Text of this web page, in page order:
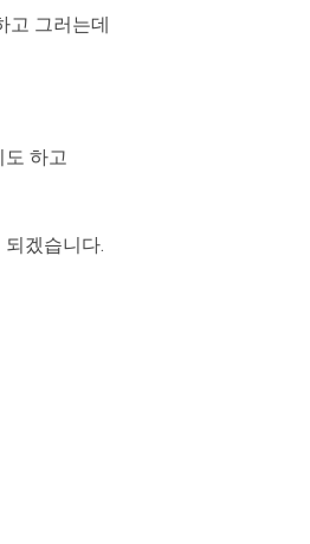
그러는데
하고
겠습니다.